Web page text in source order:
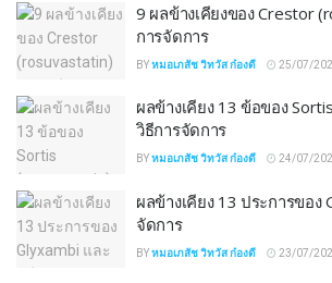
9 ผลข้างเคียงของ Crestor
การจัดการ
BYหมอเภสัช วิทวัส ก๋องดี 25/07/
ผลข้างเคียง 13 ข้อของ
วิธีการจัดการ
BYหมอเภสัช วิทวัส ก๋องดี 24/07/
ผลข้างเคียง 13 ประการของ
จัดการ
BYหมอเภสัช วิทวัส ก๋องดี 23/07/